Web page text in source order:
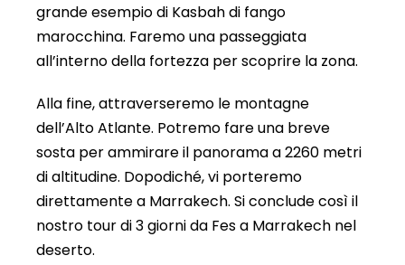
grande esempio di Kasbah di fango
marocchina. Faremo una passeggiata
all’interno della fortezza per scoprire la zona.
Alla fine, attraverseremo le montagne
dell’Alto Atlante. Potremo fare una breve
sosta per ammirare il panorama a 2260 metri
di altitudine. Dopodiché, vi porteremo
direttamente a Marrakech. Si conclude così il
nostro tour di 3 giorni da Fes a Marrakech nel
deserto.